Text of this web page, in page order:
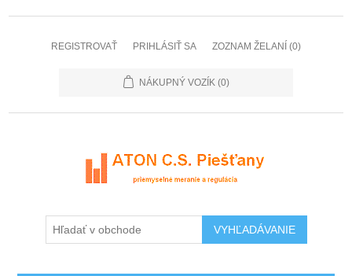
REGISTROVAŤ PRIHLÁSIŤ SA ZOZNAM ŽELANÍ (0)
NÁKUPNÝ VOZÍK (0)